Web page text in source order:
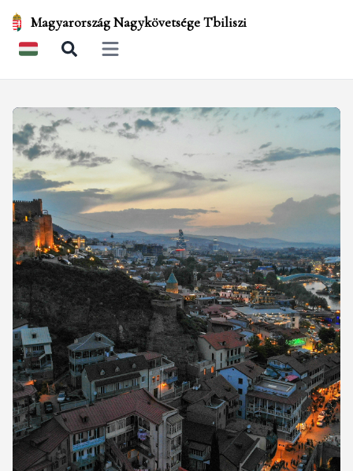
Magyarország Nagykövetsége Tbiliszi
Open main menu